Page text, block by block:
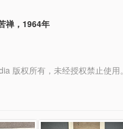
禅，1964年
版权所有，未经授权禁止使用。